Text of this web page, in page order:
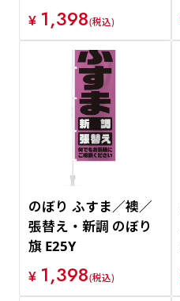
¥ 1,398(税込)
のぼり ふすま／襖／
張替え・新調 のぼり
旗 E25Y
¥ 1,398(税込)